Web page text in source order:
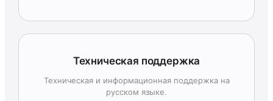
Техническая поддержка
Техническая и информационная поддержка на
русском языке.